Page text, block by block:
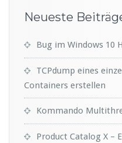
Neueste
Bug im Windows 10
TCPdump eines
Containers erstellen
Kommando
Product Catalog X –